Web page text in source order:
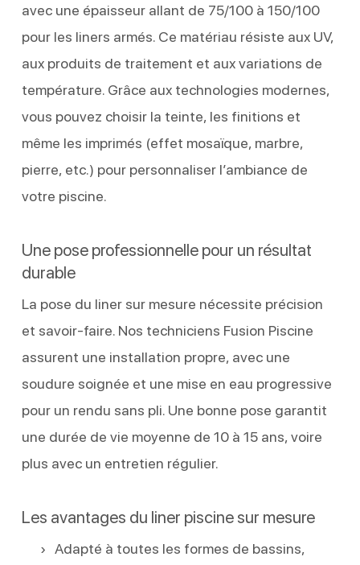
avec une épaisseur allant de 75/100 à 150/100
pour les liners armés. Ce matériau résiste aux UV,
aux produits de traitement et aux variations de
température. Grâce aux technologies modernes,
vous pouvez choisir la teinte, les finitions et
même les imprimés (effet mosaïque, marbre,
pierre, etc.) pour personnaliser l’ambiance de
votre piscine.
Une pose professionnelle pour un résultat
durable
La pose du liner sur mesure nécessite précision
et savoir-faire. Nos techniciens Fusion Piscine
assurent une installation propre, avec une
soudure soignée et une mise en eau progressive
pour un rendu sans pli. Une bonne pose garantit
une durée de vie moyenne de 10 à 15 ans, voire
plus avec un entretien régulier.
Les avantages du liner piscine sur mesure
Adapté à toutes les formes de bassins,